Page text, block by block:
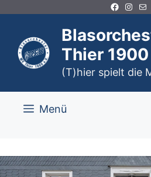
springen
Facebook
E-Mail
Thier 1900
(T)hier spielt die
Menü